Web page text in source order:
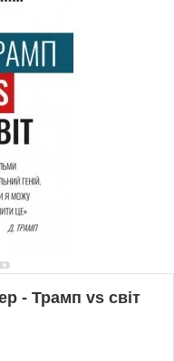
- Трамп vs світ